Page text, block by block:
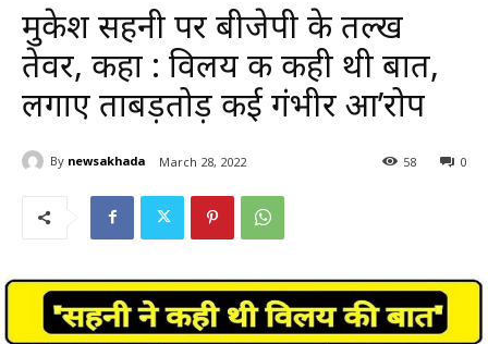
मुकेश सहनी पर बीजेपी के तल्ख
तेवर, कहा : विलय की कही थी बात,
लगाए ताबड़तोड़ कई गंभीर आ’रोप
By newsakhada March 28, 2022 0
58